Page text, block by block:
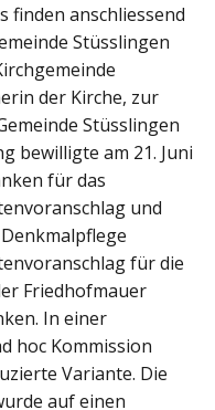
finden anschliessend
Stüsslingen
der Kirche, zur
Stüsslingen
bewilligte am 21. Juni
für das
und
für die
Friedhofmauer
In einer
hoc Kommission
Variante. Die
auf einen